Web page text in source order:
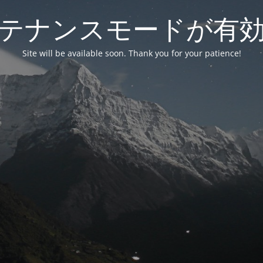
ナンスモードが有
Site will be available soon. Thank you for your patience!